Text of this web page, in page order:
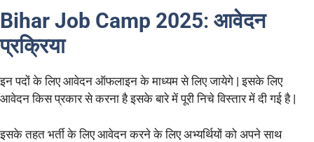
Bihar Job Camp 2025: आवेदन
प्रक्रिया
इन पदों के लिए आवेदन ऑफलाइन के माध्यम से लिए जायेगे | इसके लिए
आवेदन किस प्रकार से करना है इसके बारे में पूरी निचे विस्तार में दी गई है |
इसके तहत भर्ती के लिए आवेदन करने के लिए अभ्यर्थियों को अपने साथ